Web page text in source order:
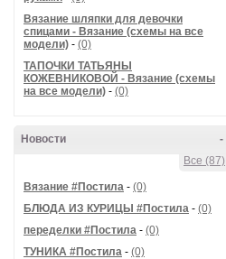
Вязание шляпки для девочки
спицами - Вязание (схемы на все
модели) - (0)
ТАПОЧКИ ТАТЬЯНЫ
КОЖЕВНИКОВОЙ - Вязание (схемы
на все модели) - (0)
-
Новости
Все (87)
Вязание #Постила - (0)
БЛЮДА ИЗ КУРИЦЫ #Постила - (0)
переделки #Постила - (0)
ТУНИКА #Постила - (0)